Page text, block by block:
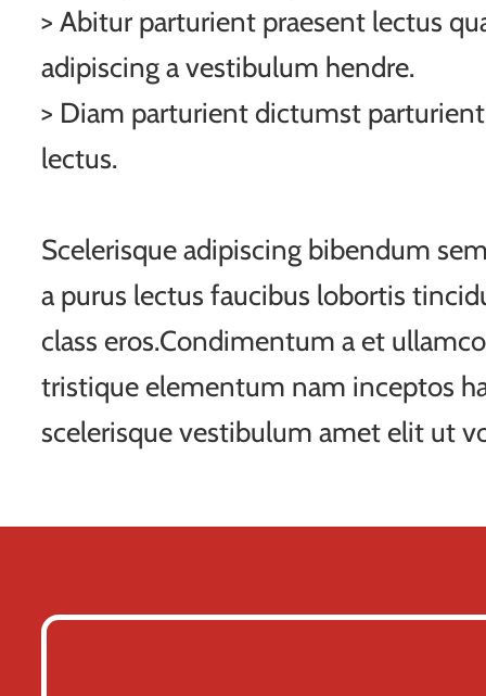
> Abitur parturient praesent lectus
adipiscing a vestibulum hendre.
> Diam parturient dictumst
lectus.
Scelerisque adipiscing bibendum
a purus lectus faucibus lobortis
class eros.Condimentum a et
tristique elementum nam inceptos
scelerisque vestibulum amet elit ut